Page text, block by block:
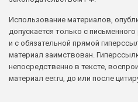
Использование материалов,
допускается только с
и с обязательной прямой
материал заимствован.
непосредственно в тексте,
материал eer.ru, до или после